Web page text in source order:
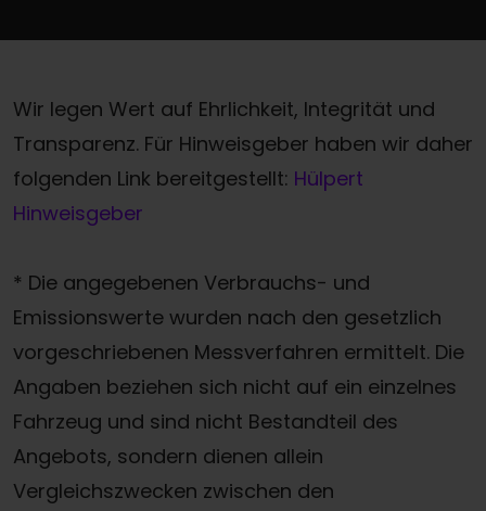
Wir legen Wert auf Ehrlichkeit, Integrität und
Transparenz. Für Hinweisgeber haben wir daher
folgenden Link bereitgestellt: Hülpert
Hinweisgeber
* Die angegebenen Verbrauchs- und
Emissionswerte wurden nach den gesetzlich
vorgeschriebenen Messverfahren ermittelt. Die
Angaben beziehen sich nicht auf ein einzelnes
Fahrzeug und sind nicht Bestandteil des
Angebots, sondern dienen allein
Vergleichszwecken zwischen den